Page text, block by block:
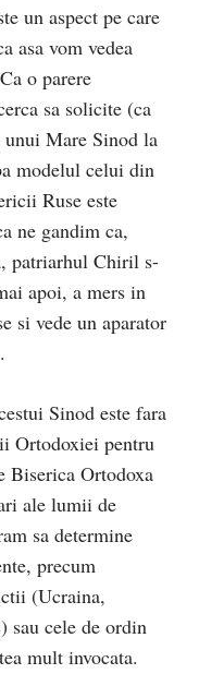
un aspect pe care
asa vom vedea
o parere
sa solicite (ca
unui Mare Sinod la
modelul celui din
Ruse este
ne gandim ca,
patriarhul Chiril s-
apoi, a mers in
si vede un aparator
Sinod este fara
Ortodoxiei pentru
Biserica Ortodoxa
ale lumii de
sa determine
precum
(Ucraina,
sau cele de ordin
mult invocata.